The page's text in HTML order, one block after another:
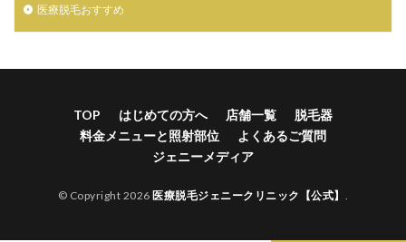
医療脱毛おすすめ
TOP はじめての方へ 店舗一覧
脱毛器
料金メニューと照射部位
よくあるご質問
ジェニーメディア
© Copyright 2026 医療脱毛ジェニークリニック【公式】 .